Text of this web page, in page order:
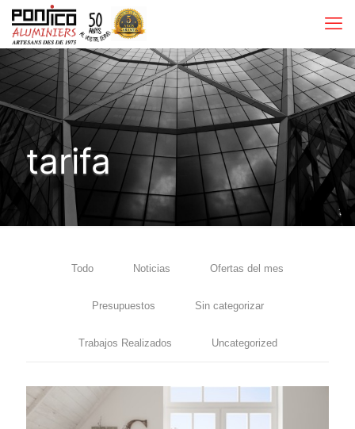
tarifa
Todo Noticias Ofertas del mes
Presupuestos Sin categorizar
Trabajos Realizados Uncategorized